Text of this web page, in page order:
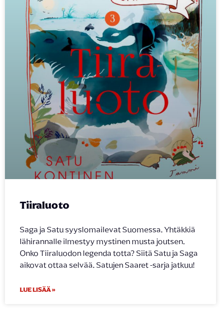
Tiiraluoto
Saga ja Satu syyslomailevat Suomessa. Yhtäkkiä
lähirannalle ilmestyy mystinen musta joutsen.
Onko Tiiraluodon legenda totta? Siitä Satu ja Saga
aikovat ottaa selvää. Satujen Saaret -sarja jatkuu!
LUE LISÄÄ »